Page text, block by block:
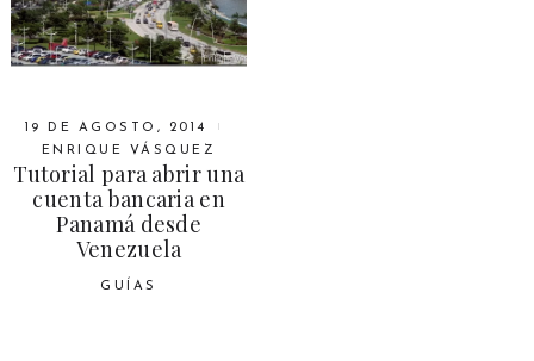
19 DE AGOSTO, 2014
ENRIQUE VÁSQUEZ
Tutorial para abrir una
cuenta bancaria en
Panamá desde
Venezuela
GUÍAS